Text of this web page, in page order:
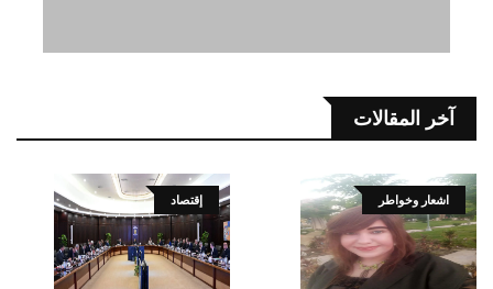
آخر المقالات
اشعار وخواطر إقتصاد